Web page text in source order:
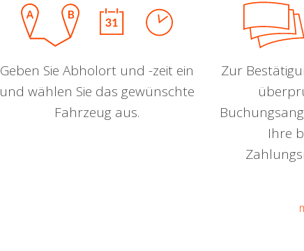
Geben Sie Abholort und -zeit ein
und wählen Sie das gewünschte
Fahrzeug aus.
Zur
Ihre